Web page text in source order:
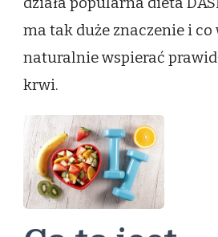
ma tak duże znaczenie i co
naturalnie wspierać
krwi.